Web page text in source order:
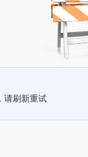
请刷新重试